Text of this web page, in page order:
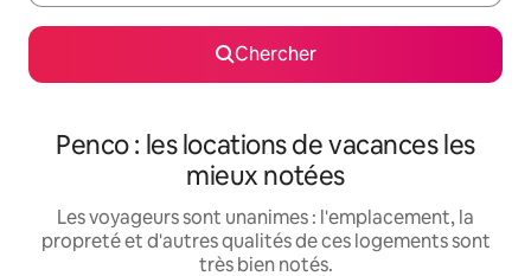
Chercher
Penco : les locations de vacances les
mieux notées
Les voyageurs sont unanimes : l'emplacement, la
propreté et d'autres qualités de ces logements sont
très bien notés.